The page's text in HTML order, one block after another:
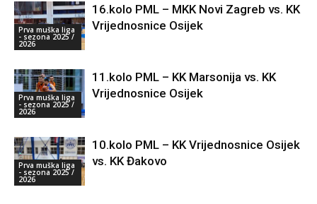
Prva muška liga
- sezona 2025 /
2026
16.kolo PML – MKK Novi Zagreb vs. KK
Vrijednosnice Osijek
Prva muška liga
- sezona 2025 /
2026
11.kolo PML – KK Marsonija vs. KK
Vrijednosnice Osijek
Prva muška liga
- sezona 2025 /
2026
10.kolo PML – KK Vrijednosnice Osijek
vs. KK Đakovo